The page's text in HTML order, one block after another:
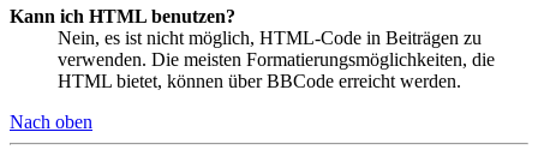
Kann ich HTML benutzen?
Nein, es ist nicht möglich, HTML-Code in Beiträgen zu
verwenden. Die meisten Formatierungsmöglichkeiten, die
HTML bietet, können über BBCode erreicht werden.
Nach oben